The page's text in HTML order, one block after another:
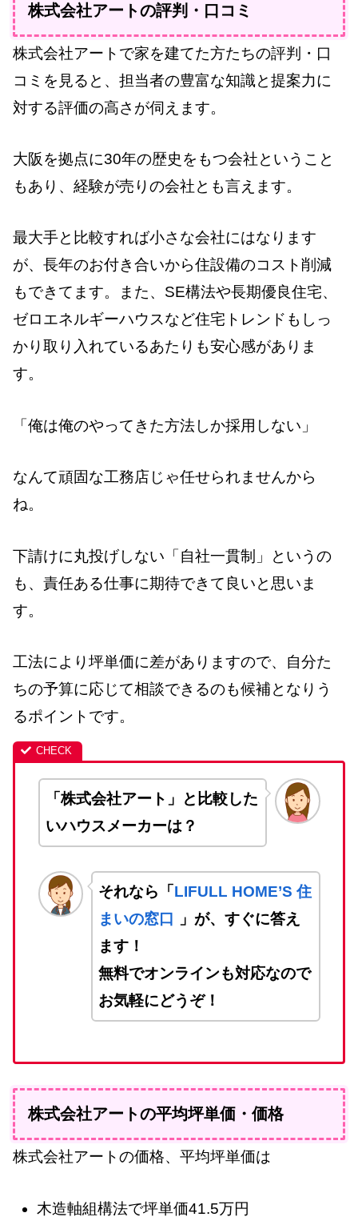
株式会社アートの評判・口コミ
株式会社アートで家を建てた方たちの評判・口
コミを見ると、担当者の豊富な知識と提案力に
対する評価の高さが伺えます。
大阪を拠点に30年の歴史をもつ会社ということ
もあり、経験が売りの会社とも言えます。
最大手と比較すれば小さな会社にはなります
が、長年のお付き合いから住設備のコスト削減
もできてます。また、SE構法や長期優良住宅、
ゼロエネルギーハウスなど住宅トレンドもしっ
かり取り入れているあたりも安心感がありま
す。
「俺は俺のやってきた方法しか採用しない」
なんて頑固な工務店じゃ任せられませんから
ね。
下請けに丸投げしない「自社一貫制」というの
も、責任ある仕事に期待できて良いと思いま
す。
工法により坪単価に差がありますので、自分た
ちの予算に応じて相談できるのも候補となりう
るポイントです。
「株式会社アート」と比較した
いハウスメーカーは？
それなら「 LIFULL HOME’S 住
まいの窓口
」が、すぐに答え
ます！
無料でオンラインも対応なので
お気軽にどうぞ！
株式会社アートの平均坪単価・価格
株式会社アートの価格、平均坪単価は
木造軸組構法で坪単価41.5万円